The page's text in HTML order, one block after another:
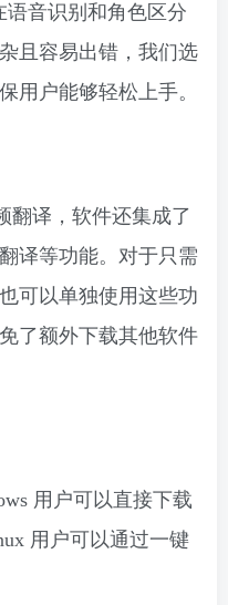
语音识别和角色区分
且容易出错，我们选
用户能够轻松上手。
翻译，软件还集成了
译等功能。对于只需
可以单独使用这些功
了额外下载其他软件
用户可以直接下载
用户可以通过一键